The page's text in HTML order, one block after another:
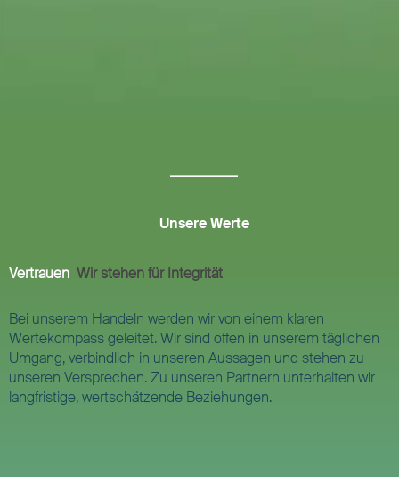
Unsere Werte
Vertrauen Wir stehen für Integrität
Bei unserem Handeln werden wir von einem klaren
Wertekompass geleitet. Wir sind offen in unserem täglichen
Umgang, verbindlich in unseren Aussagen und stehen zu
unseren Versprechen. Zu unseren Partnern unterhalten wir
langfristige, wertschätzende Beziehungen.